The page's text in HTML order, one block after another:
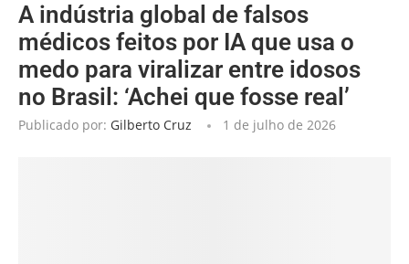
A indústria global de falsos
médicos feitos por IA que usa o
medo para viralizar entre idosos
no Brasil: ‘Achei que fosse real’
Publicado por: Gilberto Cruz 1 de julho de 2026